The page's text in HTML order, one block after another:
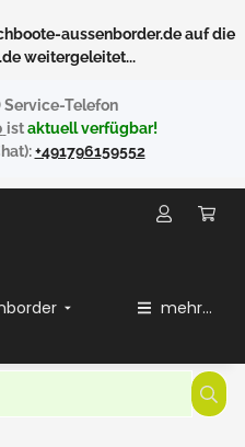
aussenborder.de auf die
weitergeleitet...
Service-Telefon
istaktuell verfügbar!
+491796159552
mehr...